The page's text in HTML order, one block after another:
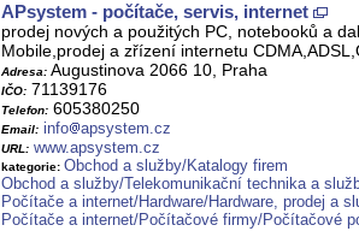
APsystem - počítače, servis, internet
prodej nových a použitých PC, notebooků a
Mobile,prodej a zřízení internetu
Adresa: Augustinova 2066 10, Praha
IČO: 71139176
Telefon: 605380250
Email: info apsystem.cz
URL: www.apsystem.cz
kategorie: Obchod a služby/Katalogy firem
Obchod a služby/Telekomunikační technika a
Počítače a internet/Hardware/Hardware, prodej a
Počítače a internet/Počítačové firmy/Počítačové